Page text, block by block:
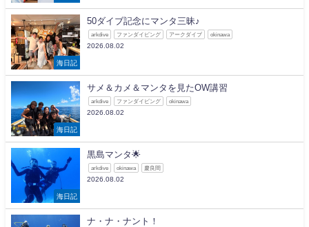
海日記
50ダイブ記念にマンタ三昧♪
arkdive ファンダイビング アークダイブ okinawa
2026.08.02
海日記
サメ＆カメ＆マンタを見たOW講習
arkdive ファンダイビング okinawa
2026.08.02
海日記
黒島マンタ🌟
arkdive okinawa 慶良間
2026.08.02
ナ・ナ・ナント！